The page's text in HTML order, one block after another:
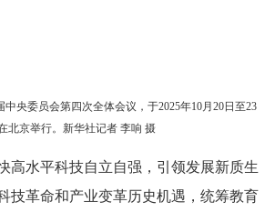
央委员会第四次全体会议，于2025年10月20日至23
北京举行。新华社记者 李响 摄
高水平科技自立自强，引领发展新质生
技革命和产业变革历史机遇，统筹教育